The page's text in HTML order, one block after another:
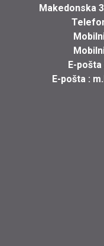
Makedonska
E-pošta
E-pošta :